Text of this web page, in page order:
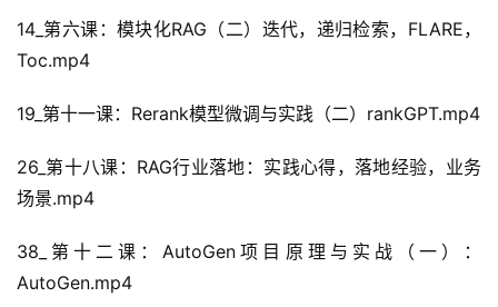
14_第六课：模块化RAG（二）迭代，递归检索，FLARE，
Toc.mp4
19_第十一课：Rerank模型微调与实践（二）rankGPT.mp4
26_第十八课：RAG行业落地：实践心得，落地经验，业务
场景.mp4
38_第十二课：AutoGen项目原理与实战（一）：
AutoGen.mp4